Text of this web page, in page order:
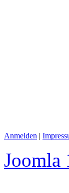
Anmelden |
Joomla